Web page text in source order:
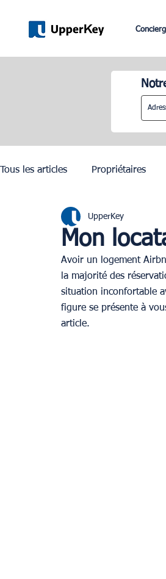
Tous les articles Propriétaires
Dubai
Mon
UpperKey
Avoir un logement
la majorité des
situation inconfortable
figure se présente à
article.